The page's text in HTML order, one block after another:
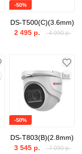
-50%
DS-T500(C)(3.6mm)
4 990 р.
2 495 р.
-50%
DS-T803(B)(2.8mm)
7 090 р.
3 545 р.